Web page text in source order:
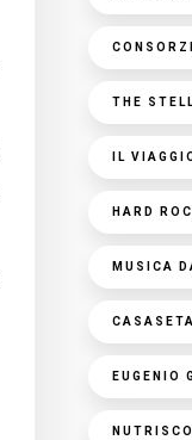
THE
IL
HARD
MUSICA
EUGENIO